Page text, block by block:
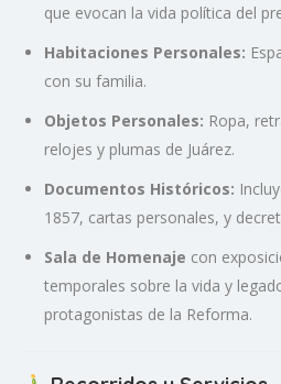
que evocan la vida política del
Habitaciones Personales:
con su familia.
Objetos Personales: Ropa,
relojes y plumas de Juárez.
Documentos Históricos:
1857, cartas personales, y
Sala de Homenaje con
temporales sobre la vida y
protagonistas de la Reforma.